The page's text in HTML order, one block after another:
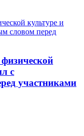
с
участниками